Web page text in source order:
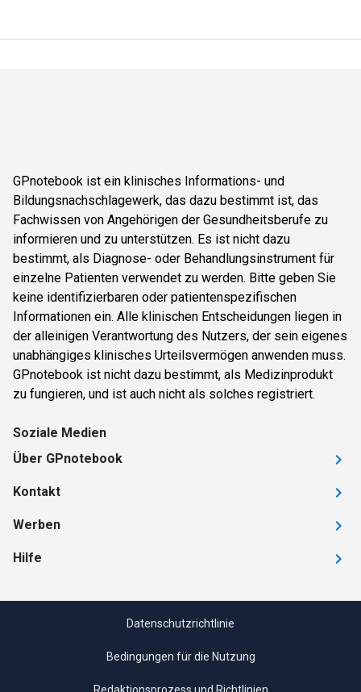
GPnotebook ist ein klinisches Informations- und
Bildungsnachschlagewerk, das dazu bestimmt ist, das
Fachwissen von Angehörigen der Gesundheitsberufe zu
informieren und zu unterstützen. Es ist nicht dazu
bestimmt, als Diagnose- oder Behandlungsinstrument für
einzelne Patienten verwendet zu werden. Bitte geben Sie
keine identifizierbaren oder patientenspezifischen
Informationen ein. Alle klinischen Entscheidungen liegen in
der alleinigen Verantwortung des Nutzers, der sein eigenes
unabhängiges klinisches Urteilsvermögen anwenden muss.
GPnotebook ist nicht dazu bestimmt, als Medizinprodukt
zu fungieren, und ist auch nicht als solches registriert.
Soziale Medien
Über GPnotebook
Kontakt
Werben
Hilfe
Datenschutzrichtlinie
Bedingungen für die Nutzung